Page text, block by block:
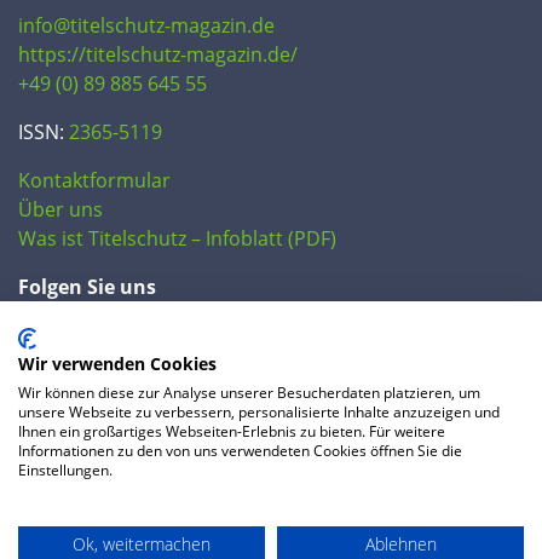
info@titelschutz-magazin.de
https://titelschutz-magazin.de/
+49 (0) 89 885 645 55
ISSN: 2365-5119
Kontaktformular
Über uns
Was ist Titelschutz – Infoblatt (PDF)
Folgen Sie uns
FAQ
Datenschutzerklärung AGB Preise
Wir verwenden Cookies
Wir können diese zur Analyse unserer Besucherdaten platzieren, um
unsere Webseite zu verbessern, personalisierte Inhalte anzuzeigen und
Ihnen ein großartiges Webseiten-Erlebnis zu bieten. Für weitere
Informationen zu den von uns verwendeten Cookies öffnen Sie die
Einstellungen.
Ok, weitermachen Ablehnen